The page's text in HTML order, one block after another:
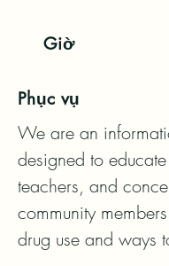
Giờ
Phục vụ
We are an
designed to
teachers, and
community
drug use and ways